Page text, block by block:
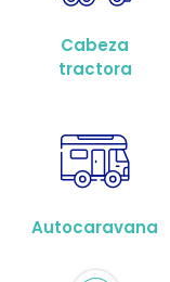
Cabeza
tractora
Autocaravana